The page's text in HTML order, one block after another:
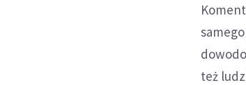
też